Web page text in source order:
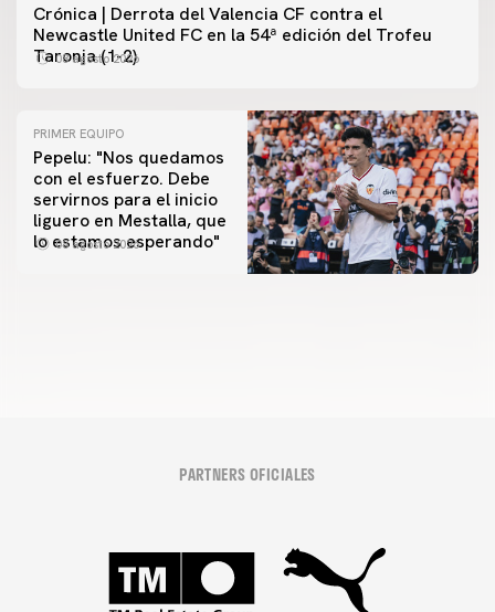
Crónica | Derrota del Valencia CF contra el
Newcastle United FC en la 54ª edición del Trofeu
Taronja (1-2)
08 agosto 2026
PRIMER EQUIPO
Pepelu: "Nos quedamos
con el esfuerzo. Debe
servirnos para el inicio
liguero en Mestalla, que
lo estamos esperando"
08 agosto 2026
PRIMER EQUIPO
Las fotos del Valencia CF-Newcastle United FC
PRIMER EQUIPO
MESTALLA 📍
PARTNERS OFICIALES